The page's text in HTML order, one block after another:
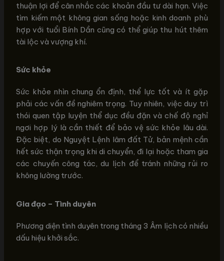
thuận lợi để cân nhắc các khoản đầu tư dài hạn. Việc
tìm kiếm một không gian sống hoặc kinh doanh phù
hợp với tuổi Bính Dần cũng có thể giúp thu hút thêm
tài lộc và vượng khí.
Sức khỏe
Sức khỏe nhìn chung ổn định, thể lực tốt và ít gặp
phải các vấn đề nghiêm trọng. Tuy nhiên, việc duy trì
thói quen tập luyện thể dục đều đặn và chế độ nghỉ
ngơi hợp lý là cần thiết để bảo vệ sức khỏe lâu dài.
Đặc biệt, do Nguyệt Lệnh lâm đất Tử, bản mệnh cần
hết sức thận trọng khi di chuyển, đi lại hoặc tham gia
các chuyến công tác, du lịch để tránh những rủi ro
không lường trước.
Gia đạo – Tình duyên
Phương diện tình duyên trong tháng 3 Âm lịch có nhiều
dấu hiệu khởi sắc.